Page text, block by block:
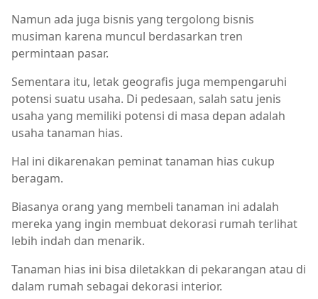
Namun ada juga bisnis yang tergolong bisnis
musiman karena muncul berdasarkan tren
permintaan pasar.
Sementara itu, letak geografis juga mempengaruhi
potensi suatu usaha. Di pedesaan, salah satu jenis
usaha yang memiliki potensi di masa depan adalah
usaha tanaman hias.
Hal ini dikarenakan peminat tanaman hias cukup
beragam.
Biasanya orang yang membeli tanaman ini adalah
mereka yang ingin membuat dekorasi rumah terlihat
lebih indah dan menarik.
Tanaman hias ini bisa diletakkan di pekarangan atau di
dalam rumah sebagai dekorasi interior.